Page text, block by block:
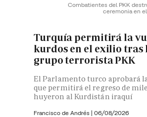
Combatientes del PKK
ceremonia en
Turquía permitirá la
kurdos en el exilio
grupo terrorista PKK
El Parlamento turco aprobará
que permitirá el regreso de
huyeron al Kurdistán iraquí
Francisco de Andrés | 06/08/2026